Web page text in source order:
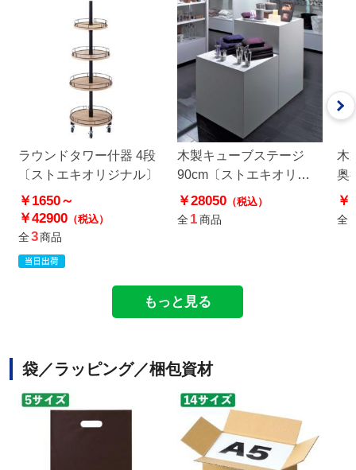
ラウンドタワー什器 4段
〔ストエキオリジナル〕
￥1650～
￥42900（税込）
全3商品
木製キューブステージ
90cm〔ストエキオリジ
ナル〕 ホワイト
￥28050 （税込）
全1商品
木
奥
キ
￥
全
もっと見る
袋／ラッピング／梱包資材